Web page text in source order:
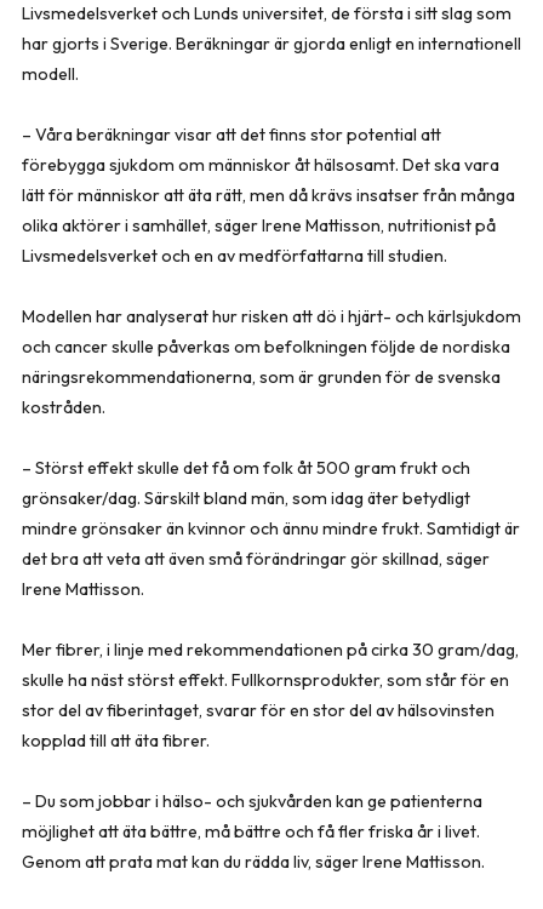
Livsmedelsverket och Lunds universitet, de första i sitt slag som
har gjorts i Sverige. Beräkningar är gjorda enligt en internationell
modell.
– Våra beräkningar visar att det finns stor potential att
förebygga sjukdom om människor åt hälsosamt. Det ska vara
lätt för människor att äta rätt, men då krävs insatser från många
olika aktörer i samhället, säger Irene Mattisson, nutritionist på
Livsmedelsverket och en av medförfattarna till studien.
Modellen har analyserat hur risken att dö i hjärt- och kärlsjukdom
och cancer skulle påverkas om befolkningen följde de nordiska
näringsrekommendationerna, som är grunden för de svenska
kostråden.
– Störst effekt skulle det få om folk åt 500 gram frukt och
grönsaker/dag. Särskilt bland män, som idag äter betydligt
mindre grönsaker än kvinnor och ännu mindre frukt. Samtidigt är
det bra att veta att även små förändringar gör skillnad, säger
Irene Mattisson.
Mer fibrer, i linje med rekommendationen på cirka 30 gram/dag,
skulle ha näst störst effekt. Fullkornsprodukter, som står för en
stor del av fiberintaget, svarar för en stor del av hälsovinsten
kopplad till att äta fibrer.
– Du som jobbar i hälso- och sjukvården kan ge patienterna
möjlighet att äta bättre, må bättre och få fler friska år i livet.
Genom att prata mat kan du rädda liv, säger Irene Mattisson.